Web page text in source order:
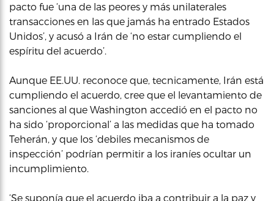
pacto fue ‘una de las peores y más unilaterales
transacciones en las que jamás ha entrado Estados
Unidos’, y acusó a Irán de ‘no estar cumpliendo el
espíritu del acuerdo’.
Aunque EE.UU. reconoce que, tecnicamente, Irán está
cumpliendo el acuerdo, cree que el levantamiento de
sanciones al que Washington accedió en el pacto no
ha sido ‘proporcional’ a las medidas que ha tomado
Teherán, y que los ‘debiles mecanismos de
inspección’ podrían permitir a los iraníes ocultar un
incumplimiento.
‘Se suponía que el acuerdo iba a contribuir a la paz y